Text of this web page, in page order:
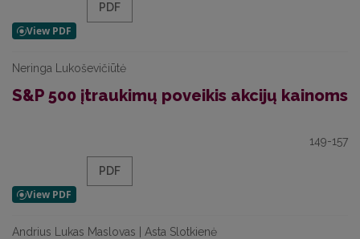
PDF
Neringa Lukoševičiūtė
S&P 500 įtraukimų poveikis akcijų kainoms
149-157
PDF
Andrius Lukas Maslovas | Asta Slotkienė